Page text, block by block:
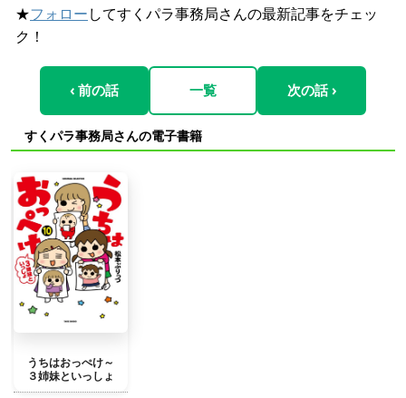
★フォロー してすくパラ事務局さんの最新記事をチェッ
ク！
‹ 前の話 一覧 次の話 ›
すくパラ事務局さんの電子書籍
うちはおっぺけ～
３姉妹といっしょ